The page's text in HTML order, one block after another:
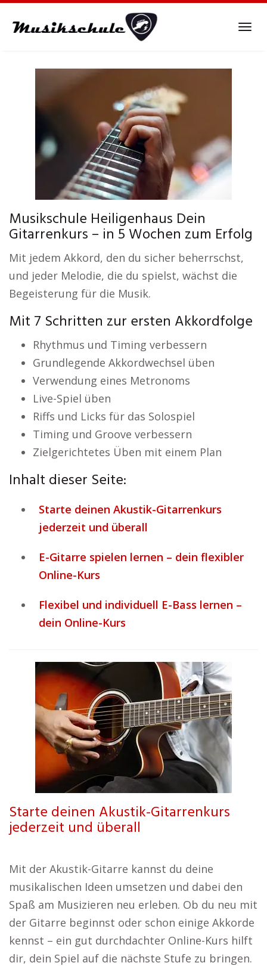
Musikschule Heiligenhaus Dein
Gitarrenkurs – in 5 Wochen zum Erfolg
Mit jedem Akkord, den du sicher beherrschst,
und jeder Melodie, die du spielst, wächst die
Begeisterung für die Musik.
Mit 7 Schritten zur ersten Akkordfolge
Rhythmus und Timing verbessern
Grundlegende Akkordwechsel üben
Verwendung eines Metronoms
Live-Spiel üben
Riffs und Licks für das Solospiel
Timing und Groove verbessern
Zielgerichtetes Üben mit einem Plan
Inhalt dieser Seite:
Starte deinen Akustik-Gitarrenkurs
jederzeit und überall
E-Gitarre spielen lernen – dein flexibler
Online-Kurs
Flexibel und individuell E-Bass lernen –
dein Online-Kurs
Starte deinen Akustik-Gitarrenkurs
jederzeit und überall
Mit der Akustik-Gitarre kannst du deine
musikalischen Ideen umsetzen und dabei den
Spaß am Musizieren neu erleben. Ob du neu mit
der Gitarre beginnst oder schon einige Akkorde
kennst – ein gut durchdachter Online-Kurs hilft
dir, dein Spiel auf die nächste Stufe zu bringen.